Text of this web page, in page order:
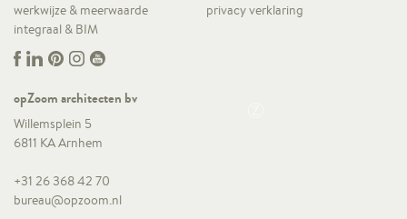
werkwijze & meerwaarde
privacy verklaring
integraal & BIM
opZoom architecten bv
Willemsplein 5
6811 KA Arnhem
+31 26 368 42 70
bureau@opzoom.nl